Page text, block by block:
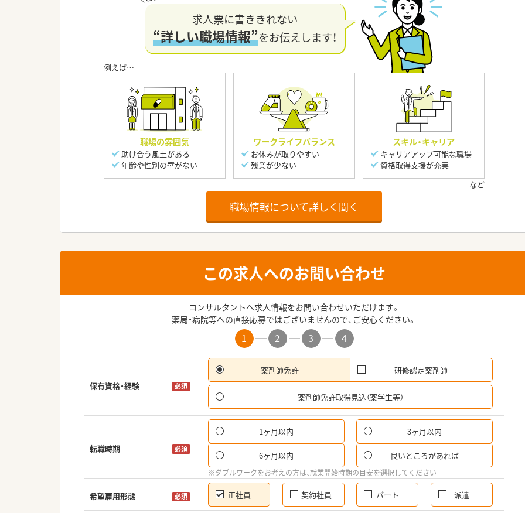
求人票に書ききれない
“詳しい職場情報”をお伝えします！
職場の雰囲気
助け合う風土がある
年齢や性別の壁がない
ワークライフバランス
お休みが取りやすい
残業が少ない
スキル・キャリア
キャリアアップ可能な職場
資格取得支援が充実
職場情報について詳しく聞く
この求人へのお問い合わせ
コンサルタントへ求人情報をお問い合わせいただけます。
薬局・病院等への直接応募ではございませんので、ご安心ください。
1 2 3 4
保有資格・経験 必須
薬剤師免許 研修認定薬剤師
薬剤師免許取得見込（薬学生等）
転職時期 必須
1ヶ月以内 3ヶ月以内
6ヶ月以内 良いところがあれば
※ダブルワークをお考えの方は、就業開始時期の目安を選択してください
希望雇用形態 必須 正社員 契約社員 パート 派遣